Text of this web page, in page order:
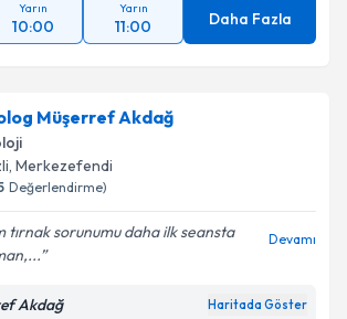
Yarın
10:00
Yarın
11:00 Daha Fazla
Müşerref Akdağ
, Merkezefendi
Değerlendirme)
tırnak sorunumu daha ilk seansta
Devamı
Akdağ Haritada Göster